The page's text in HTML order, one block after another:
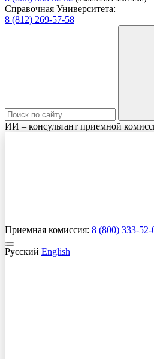
Справочная Университета:
8 (812) 269-57-58
ИИ – консультант приемной
Приемная комиссия: 8 (800) 333-52-
Русский English